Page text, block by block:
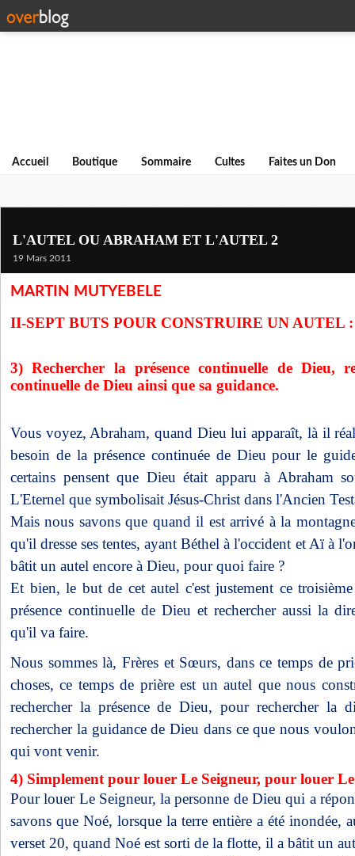
Accueil Boutique Sommaire Cultes Faites un Don
L'AUTEL OU ABRAHAM ET L'AUTEL 2
19 Mars 2011
MARTIN MUTYEBELE
II-SEPT BUTS POUR CONSTRUIRE UN AUTEL :
3) Rechercher la présence continuelle de Dieu,
continuelle de Dieu ainsi que sa guidance.
Vous voyez, Abraham, quand Dieu lui apparaît, là il
besoin de la présence continuée de Dieu pour le
certains pensent que Dieu était apparu à Abraham
L'Eternel que symbolisait Jésus-Christ dans l'Ancien
Mais nous savons que quand il est arrivé à la
qu'il dresse ses tentes, ayant Béthel à l'occident et Aï à
bâtit un autel encore à Dieu, pour quoi faire ?
Et bien, le but de cet autel c'est justement ce
présence continuelle de Dieu et rechercher aussi la
qu'il va faire.
Nous sommes là, Frères et Sœurs, dans ce temps de
choses, ce temps de prière est un autel que nous
rechercher la présence de Dieu, pour rechercher la
rechercher la guidance de Dieu dans ce que nous
qui vont venir.
4) Simplement pour louer Le Seigneur, pour louer
Pour louer Le Seigneur, la personne de Dieu qui a
savons que Noé, lorsque la terre entière a été inondée,
verset 20, quand Noé est sorti de la flotte, il a bâtit un